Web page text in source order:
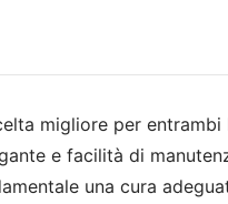
migliore per entrambi
e facilità di
una cura